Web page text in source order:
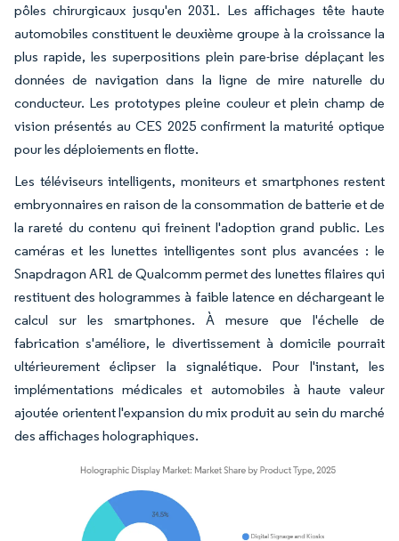
pôles chirurgicaux jusqu'en 2031. Les affichages tête haute
automobiles constituent le deuxième groupe à la croissance la
plus rapide, les superpositions plein pare-brise déplaçant les
données de navigation dans la ligne de mire naturelle du
conducteur. Les prototypes pleine couleur et plein champ de
vision présentés au CES 2025 confirment la maturité optique
pour les déploiements en flotte.
Les téléviseurs intelligents, moniteurs et smartphones restent
embryonnaires en raison de la consommation de batterie et de
la rareté du contenu qui freinent l'adoption grand public. Les
caméras et les lunettes intelligentes sont plus avancées : le
Snapdragon AR1 de Qualcomm permet des lunettes filaires qui
restituent des hologrammes à faible latence en déchargeant le
calcul sur les smartphones. À mesure que l'échelle de
fabrication s'améliore, le divertissement à domicile pourrait
ultérieurement éclipser la signalétique. Pour l'instant, les
implémentations médicales et automobiles à haute valeur
ajoutée orientent l'expansion du mix produit au sein du marché
des affichages holographiques.